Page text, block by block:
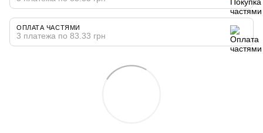
ОПЛАТА ЧАСТЯМИ
3 платежа по 83.33 грн